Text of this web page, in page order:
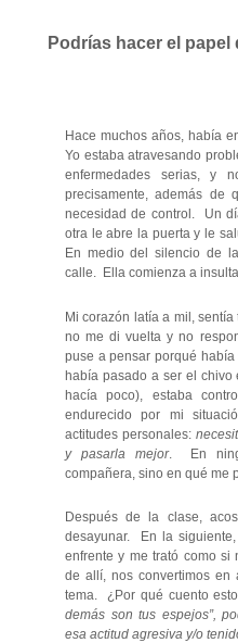
Podrías hacer el papel
Hace muchos años, había
Yo estaba atravesando
enfermedades serias, y
precisamente, además de
necesidad de control. Un
otra le abre la puerta y le
En medio del silencio de
calle. Ella comienza a
Mi corazón latía a mil,
no me di vuelta y no
puse a pensar porqué
había pasado a ser el chivo
hacía poco), estaba
endurecido por mi
actitudes personales:
y pasarla mejor. En
compañera, sino en qué me
Después de la clase,
desayunar. En la
enfrente y me trató como si
de allí, nos convertimos en
tema. ¿Por qué cuento
demás son tus espejos”,
esa actitud agresiva y/o